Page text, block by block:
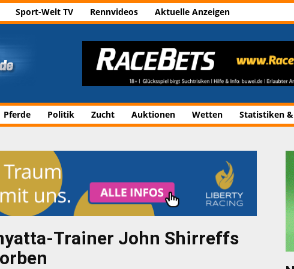
Sport-Welt TV Rennvideos Aktuelle Anzeigen
Pferde Politik Zucht Auktionen Wetten Statistiken
Trainer John Shirreffs